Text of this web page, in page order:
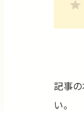
記事
い。